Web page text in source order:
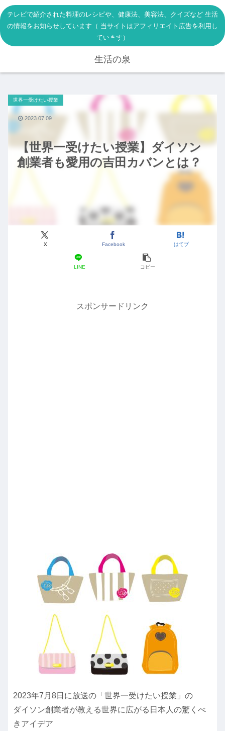
テレビで紹介された料理のレシピや、健康法、美容法、クイズなど 生活
の情報をお知らせしています（ 当サイトはアフィリエイト広告を利用し
ています）
生活の泉
【世界一受けたい授業】ダイソン
創業者も愛用の吉田カバンとは？
世界一受けたい授業
X Facebook はてブ
LINE コピー
2023.07.09
スポンサードリンク
2023年7月8日に放送の「世界一受けたい授業」の
ダイソン創業者が教える世界に広がる日本人の驚くべ
きアイデア